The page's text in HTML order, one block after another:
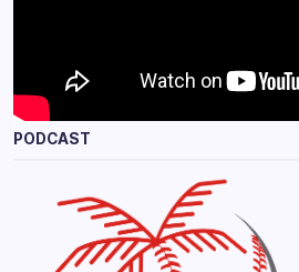
PODCAST